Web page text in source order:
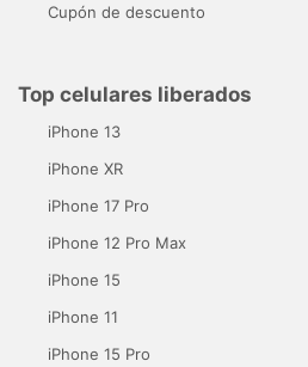
Cupón de descuento
Top celulares liberados
iPhone 13
iPhone XR
iPhone 17 Pro
iPhone 12 Pro Max
iPhone 15
iPhone 11
iPhone 15 Pro